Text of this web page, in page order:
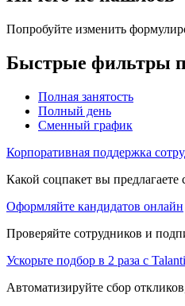
Попробуйте изменить
Быстрые фильтры
Полная занятость
Полный день
Сменный график
Корпоративная поддержка
Какой соцпакет вы
Оформляйте кандидатов онлайн
Проверяйте сотрудников и
Ускорьте подбор в 2 раза с
Автоматизируйте сбор